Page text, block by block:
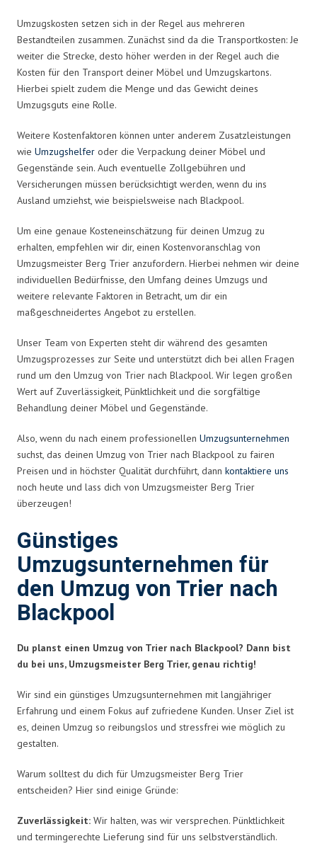
Umzugskosten setzen sich in der Regel aus mehreren
Bestandteilen zusammen. Zunächst sind da die Transportkosten: Je
weiter die Strecke, desto höher werden in der Regel auch die
Kosten für den Transport deiner Möbel und Umzugskartons.
Hierbei spielt zudem die Menge und das Gewicht deines
Umzugsguts eine Rolle.
Weitere Kostenfaktoren können unter anderem Zusatzleistungen
wie Umzugshelfer oder die Verpackung deiner Möbel und
Gegenstände sein. Auch eventuelle Zollgebühren und
Versicherungen müssen berücksichtigt werden, wenn du ins
Ausland umziehst, wie beispielsweise nach Blackpool.
Um eine genaue Kosteneinschätzung für deinen Umzug zu
erhalten, empfehlen wir dir, einen Kostenvoranschlag von
Umzugsmeister Berg Trier anzufordern. Hierbei nehmen wir deine
individuellen Bedürfnisse, den Umfang deines Umzugs und
weitere relevante Faktoren in Betracht, um dir ein
maßgeschneidertes Angebot zu erstellen.
Unser Team von Experten steht dir während des gesamten
Umzugsprozesses zur Seite und unterstützt dich bei allen Fragen
rund um den Umzug von Trier nach Blackpool. Wir legen großen
Wert auf Zuverlässigkeit, Pünktlichkeit und die sorgfältige
Behandlung deiner Möbel und Gegenstände.
Also, wenn du nach einem professionellen Umzugsunternehmen
suchst, das deinen Umzug von Trier nach Blackpool zu fairen
Preisen und in höchster Qualität durchführt, dann kontaktiere uns
noch heute und lass dich von Umzugsmeister Berg Trier
überzeugen!
Günstiges
Umzugsunternehmen für
den Umzug von Trier nach
Blackpool
Du planst einen Umzug von Trier nach Blackpool? Dann bist
du bei uns, Umzugsmeister Berg Trier, genau richtig!
Wir sind ein günstiges Umzugsunternehmen mit langjähriger
Erfahrung und einem Fokus auf zufriedene Kunden. Unser Ziel ist
es, deinen Umzug so reibungslos und stressfrei wie möglich zu
gestalten.
Warum solltest du dich für Umzugsmeister Berg Trier
entscheiden? Hier sind einige Gründe:
Zuverlässigkeit: Wir halten, was wir versprechen. Pünktlichkeit
und termingerechte Lieferung sind für uns selbstverständlich.